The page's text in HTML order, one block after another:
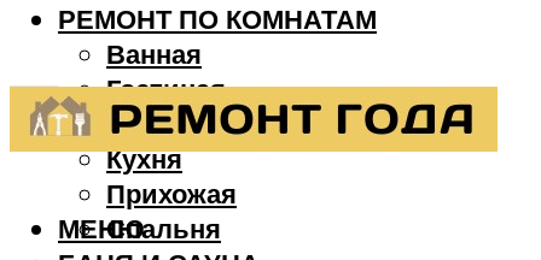
РЕМОНТ ПО КОМНАТАМ
Ванная
Гостиная
Детская
Кухня
Прихожая
Спальня
МЕНЮ